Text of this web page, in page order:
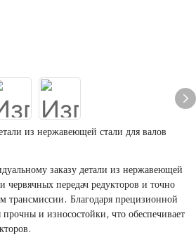
из нержавеющей стали для валов
заказу детали из нержавеющей
червячных передач редукторов и точно
трансмиссии. Благодаря прецизионной
и износостойки, что обеспечивает